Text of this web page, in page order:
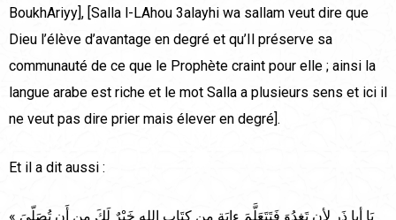
BoukhAriyy], [Salla l-LAhou 3alayhi wa sallam veut dire que
Dieu l’élève d’avantage en degré et qu’Il préserve sa
communauté de ce que le Prophète craint pour elle ; ainsi la
langue arabe est riche et le mot Salla a plusieurs sens et ici il
ne veut pas dire prier mais élever en degré].
Et il a dit aussi :
« يَا أبا ذَر لأن تَغدُوَ فَتَتَعَلَّمَ ءايَة مِن كِتَاب الله خَيْرٌ لَكَ مِن أَن تُصَلّيَ